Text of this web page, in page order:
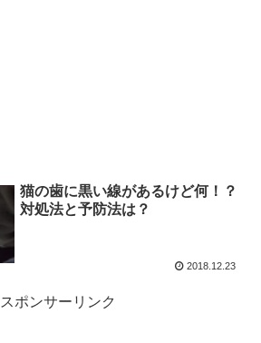
猫の歯に黒い線があるけど何！？
対処法と予防法は？
2018.12.23
スポンサーリンク